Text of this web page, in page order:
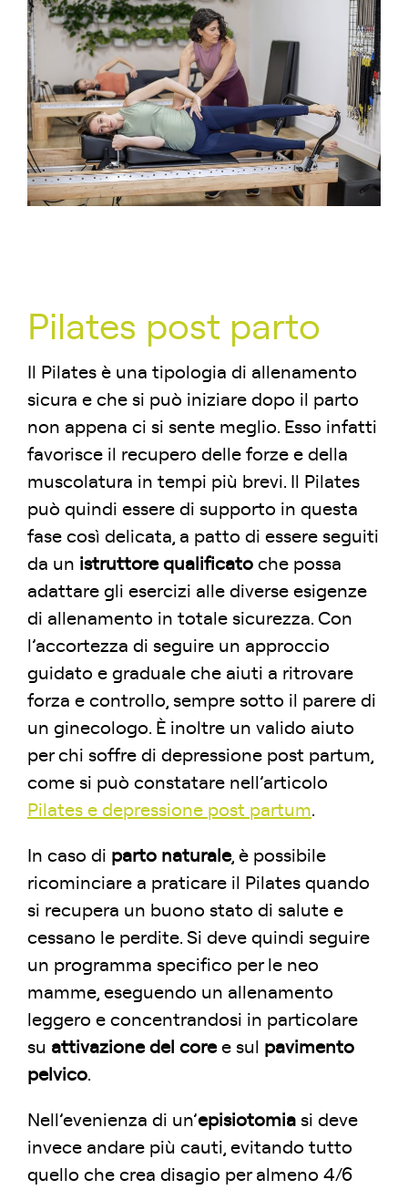
Pilates post parto
Il Pilates è una tipologia di allenamento
sicura e che si può iniziare dopo il parto
non appena ci si sente meglio. Esso infatti
favorisce il recupero delle forze e della
muscolatura in tempi più brevi. Il Pilates
può quindi essere di supporto in questa
fase così delicata, a patto di essere seguiti
da un istruttore qualificato che possa
adattare gli esercizi alle diverse esigenze
di allenamento in totale sicurezza. Con
l’accortezza di seguire un approccio
guidato e graduale che aiuti a ritrovare
forza e controllo, sempre sotto il parere di
un ginecologo. È inoltre un valido aiuto
per chi soffre di depressione post partum,
come si può constatare nell’articolo
Pilates e depressione post partum.
In caso di parto naturale, è possibile
ricominciare a praticare il Pilates quando
si recupera un buono stato di salute e
cessano le perdite. Si deve quindi seguire
un programma specifico per le neo
mamme, eseguendo un allenamento
leggero e concentrandosi in particolare
su attivazione del core e sul pavimento
pelvico.
Nell’evenienza di un’episiotomia si deve
invece andare più cauti, evitando tutto
quello che crea disagio per almeno 4/6